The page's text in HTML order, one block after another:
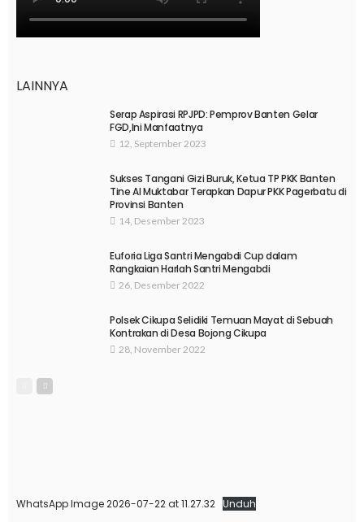
LAINNYA
Serap Aspirasi RPJPD: Pemprov Banten Gelar
FGD,Ini Manfaatnya
12, September 2023
Sukses Tangani Gizi Buruk, Ketua TP PKK Banten
Tine Al Muktabar Terapkan Dapur PKK Pagerbatu di
Provinsi Banten
14, Desember 2023
Euforia Liga Santri Mengabdi Cup dalam
Rangkaian Harlah Santri Mengabdi
26, Desember 2022
Polsek Cikupa Selidiki Temuan Mayat di Sebuah
Kontrakan di Desa Bojong Cikupa
28, November 2022
WhatsApp Image 2026-07-22 at 11.27.32 Unduh